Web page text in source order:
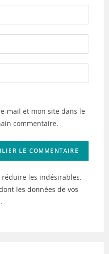
mail et mon site dans le
commentaire.
les indésirables.
les données de vos
.